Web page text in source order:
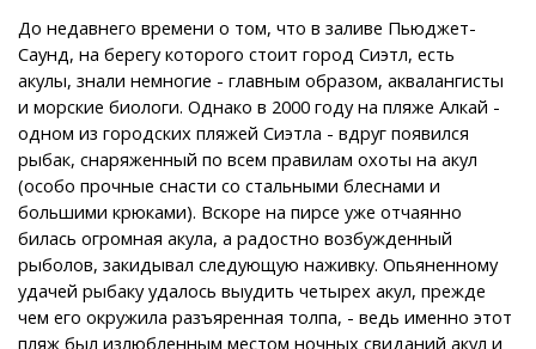
До недавнего времени о том, что в заливе Пьюджет-
Саунд, на берегу которого стоит город Сиэтл, есть
акулы, знали немногие - главным образом, аквалангисты
и морские биологи. Однако в 2000 году на пляже Алкай -
одном из городских пляжей Сиэтла - вдруг появился
рыбак, снаряженный по всем правилам охоты на акул
(особо прочные снасти со стальными блеснами и
большими крюками). Вскоре на пирсе уже отчаянно
билась огромная акула, а радостно возбужденный
рыболов, закидывал следующую наживку. Опьяненному
удачей рыбаку удалось выудить четырех акул, прежде
чем его окружила разъяренная толпа, - ведь именно этот
пляж был излюбленным местом ночных свиданий акул и